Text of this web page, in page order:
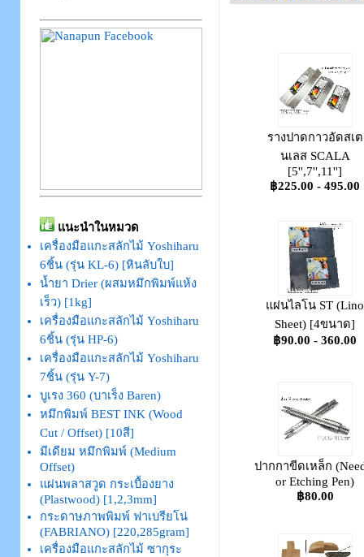
แนะนำในหมวด
เครื่องมือแกะสลักไม้ Yoshiharu
6ชิ้น (รุ่น KL-6) [หินลับใบ]
น้ำยา Drier (ผสมหมึกพิมพ์แห้ง
เร็ว) [1kg]
เครื่องมือแกะสลักไม้ Yoshiharu
6ชิ้น (รุ่น HP-6)
เครื่องมือแกะสลักไม้ Yoshiharu
7ชิ้น (รุ่น Y-7)
บูเรง 360 (บาเร็ง Baren)
หมึกพิมพ์ BEST INK (Wood
Cut / Offset) [10สี]
มีเดียม หมึกพิมพ์ (Medium
Offset)
แผ่นพลาสวูด กระเบื้องยาง
(Plastwood) [1,2,3mm]
กระดาษภาพพิมพ์ ฟาเบรียโน่
(FABRIANO) [220,285gram]
เครื่องมือแกะสลักไม้ ซากุระ
รางปาดกาวอัดสเต
นเลส SCALA
[5'',7'',11'']
฿225.00 - 495.00
แผ่นไลโน ST (Lino
Sheet) [4ขนาด]
฿90.00 - 360.00
ปากกาขีดเหล็ก
or Etching Pen)
฿80.00